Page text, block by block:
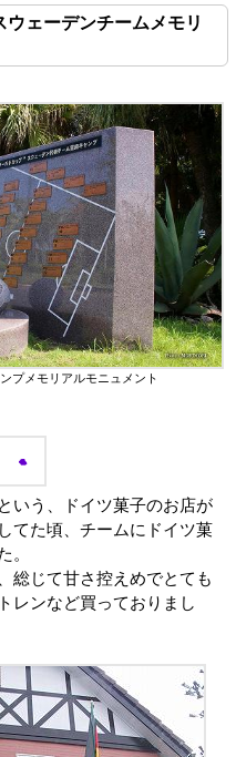
ェーデンチームメモリ
プメモリアルモニュメント
いう、ドイツ菓子のお店が
てた頃、チームにドイツ菓
。
総じて甘さ控えめでとても
レンなど買っておりまし